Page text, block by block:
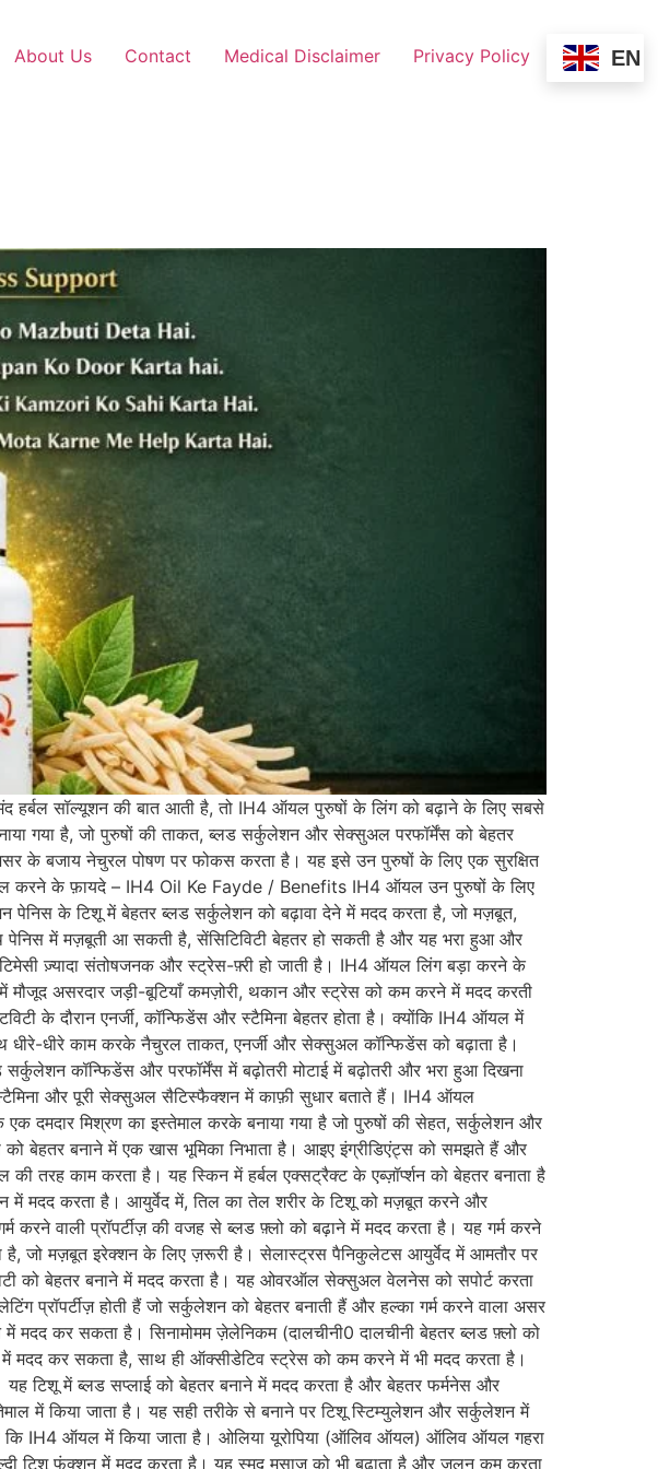
About Us Contact Medical Disclaimer Privacy Policy EN
सॉल्यूशन की बात आती है, तो IH4 ऑयल पुरुषों के लिंग को बढ़ाने के लिए सबसे
गया है, जो पुरुषों की ताकत, ब्लड सर्कुलेशन और सेक्सुअल परफॉर्मेंस को बेहतर
के बजाय नेचुरल पोषण पर फोकस करता है। यह इसे उन पुरुषों के लिए एक सुरक्षित
करने के फ़ायदे – IH4 Oil Ke Fayde / Benefits IH4 ऑयल उन पुरुषों के लिए
के टिशू में बेहतर ब्लड सर्कुलेशन को बढ़ावा देने में मदद करता है, जो मज़बूत,
में मज़बूती आ सकती है, सेंसिटिविटी बेहतर हो सकती है और यह भरा हुआ और
ज़्यादा संतोषजनक और स्ट्रेस-फ़्री हो जाती है। IH4 ऑयल लिंग बड़ा करने के
असरदार जड़ी-बूटियाँ कमज़ोरी, थकान और स्ट्रेस को कम करने में मदद करती
के दौरान एनर्जी, कॉन्फिडेंस और स्टैमिना बेहतर होता है। क्योंकि IH4 ऑयल में
धीरे काम करके नैचुरल ताकत, एनर्जी और सेक्सुअल कॉन्फिडेंस को बढ़ाता है।
कॉन्फिडेंस और परफॉर्मेंस में बढ़ोतरी मोटाई में बढ़ोतरी और भरा हुआ दिखना
और पूरी सेक्सुअल सैटिस्फैक्शन में काफ़ी सुधार बताते हैं। IH4 ऑयल
मिश्रण का इस्तेमाल करके बनाया गया है जो पुरुषों की सेहत, सर्कुलेशन और
बेहतर बनाने में एक खास भूमिका निभाता है। आइए इंग्रीडिएंट्स को समझते हैं और
काम करता है। यह स्किन में हर्बल एक्सट्रैक्ट के एब्ज़ॉर्प्शन को बेहतर बनाता है
में मदद करता है। आयुर्वेद में, तिल का तेल शरीर के टिशू को मज़बूत करने और
करने वाली प्रॉपर्टीज़ की वजह से ब्लड फ़्लो को बढ़ाने में मदद करता है। यह गर्म करने
है, जो मज़बूत इरेक्शन के लिए ज़रूरी है। सेलास्ट्रस पैनिकुलेटस आयुर्वेद में आमतौर पर
को बेहतर बनाने में मदद करता है। यह ओवरऑल सेक्सुअल वेलनेस को सपोर्ट करता
प्रॉपर्टीज़ होती हैं जो सर्कुलेशन को बेहतर बनाती हैं और हल्का गर्म करने वाला असर
कर सकता है। सिनामोमम ज़ेलेनिकम (दालचीनी0 दालचीनी बेहतर ब्लड फ़्लो को
कर सकता है, साथ ही ऑक्सीडेटिव स्ट्रेस को कम करने में भी मदद करता है।
टिशू में ब्लड सप्लाई को बेहतर बनाने में मदद करता है और बेहतर फर्मनेस और
में किया जाता है। यह सही तरीके से बनाने पर टिशू स्टिम्युलेशन और सर्कुलेशन में
कि IH4 ऑयल में किया जाता है। ओलिया यूरोपिया (ऑलिव ऑयल) ऑलिव ऑयल गहरा
टिशू फंक्शन में मदद करता है। यह स्मूद मसाज को भी बढ़ाता है और जलन कम करता